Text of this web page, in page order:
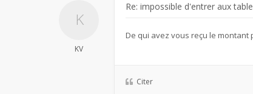
KV
Re: impossible d'entrer aux
De qui avez vous reçu le
Citer